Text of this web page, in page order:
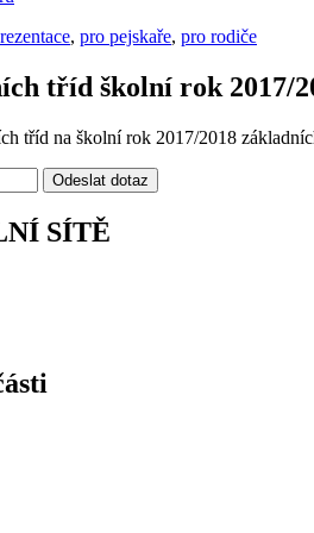
, pro pejskaře, pro rodiče
tříd školní rok 2017/
tříd na školní rok 2017/2018
Odeslat dotaz
SÍTĚ